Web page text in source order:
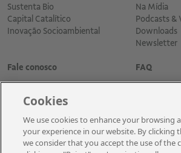
Sustenta Bio
Capital Catalítico
Inovação Socioambiental
Na Mídia
Podcasts &
Downloads
Newsletter
Fale conosco FAQ
Cookies
We use cookies to enhance your browsing
your experience in our website. By clicking
we consider that you accept the use of the